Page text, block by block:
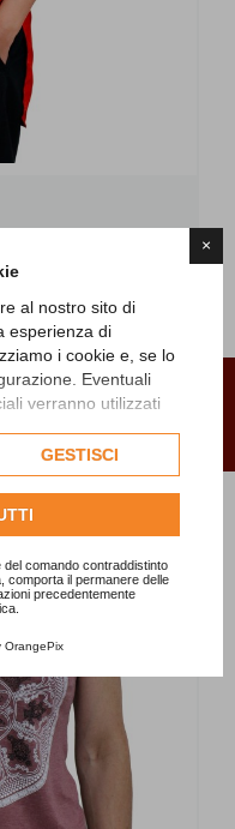
×
al nostro sito di
esperienza di
i cookie e, se lo
Eventuali
verranno utilizzati
essere utilizzati
Per ulteriori
i dati raccolti,
Google
GESTISCI
comando contraddistinto
comporta il permanere delle
precedentemente
OrangePix
spacchi laterali.